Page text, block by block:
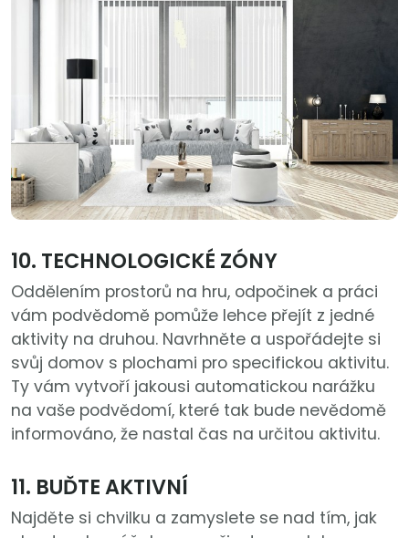
10. TECHNOLOGICKÉ ZÓNY
Oddělením prostorů na hru, odpočinek a práci
vám podvědomě pomůže lehce přejít z jedné
aktivity na druhou. Navrhněte a uspořádejte si
svůj domov s plochami pro specifickou aktivitu.
Ty vám vytvoří jakousi automatickou narážku
na vaše podvědomí, které tak bude nevědomě
informováno, že nastal čas na určitou aktivitu.
11. BUĎTE AKTIVNÍ
Najděte si chvilku a zamyslete se nad tím, jak